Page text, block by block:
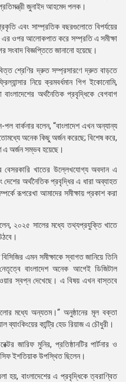
জুনাইদ আহমেদ পলক।
এবং সাম্প্রতিক বছরগুলোতে বিপর্যয়ের
এর ওপর আলোকপাত করে সম্প্রতি এ সমীক্ষা
বিজ্ঞপ্তিতে জানানো হয়েছে।
শ্রেণির দ্রুত সম্প্রসারণে দ্রুত বাড়তে
নিয়ে ক্রমবর্ধমান গিগ ইকোনোমি,
অর্থনৈতিক প্রবৃদ্ধিকে বেগবাগ
পল বার্কনার বলেন, “বাংলাদেশ এখন অন্যান্য
অনেক কিছু অর্জন করেছে; বিশেষ করে,
এ অর্জন সম্ভব হয়েছে।
বেসরকারি খাতের উল্লেখযোগ্য অবদান এ
অর্থনৈতিক প্রবৃদ্ধির এ ধারা অব্যাহত
রূপরেখা আমাদের সমীক্ষায় প্রকাশ করা
২০২৫ সালের মধ্যে তথ্যপ্রযুক্তি খাতে
এমন সমীক্ষাকে স্বাগত জানিয়ে তিনি
নেতৃত্বে বাংলাদেশ অনেক আগেই ডিজিটাল
স্বপ্ন দেখেছে। এ বিষয় এখন বাস্তবে
মধ্যে অন্যতম।“ অনুষ্ঠানের মূল বক্তা
ব্যাংকিংয়ের কান্ট্রি হেড রিয়াজ এ চৌধুরী।
জারিফ মুনির, প্রতিষ্ঠানটির পার্টনার ও
ইশতিয়াক উপস্থিত ছিলেন।
হয়, বাংলাদেশের এ প্রবৃদ্ধিকে ত্বরাণ্বিত